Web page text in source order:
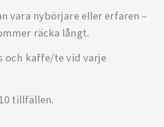
vara nybörjare eller erfaren –
räcka långt.
och kaffe/te vid varje
tillfällen.